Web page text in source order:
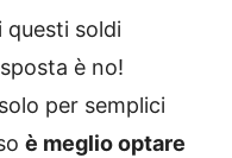
questi soldi
è no!
per semplici
è meglio optare